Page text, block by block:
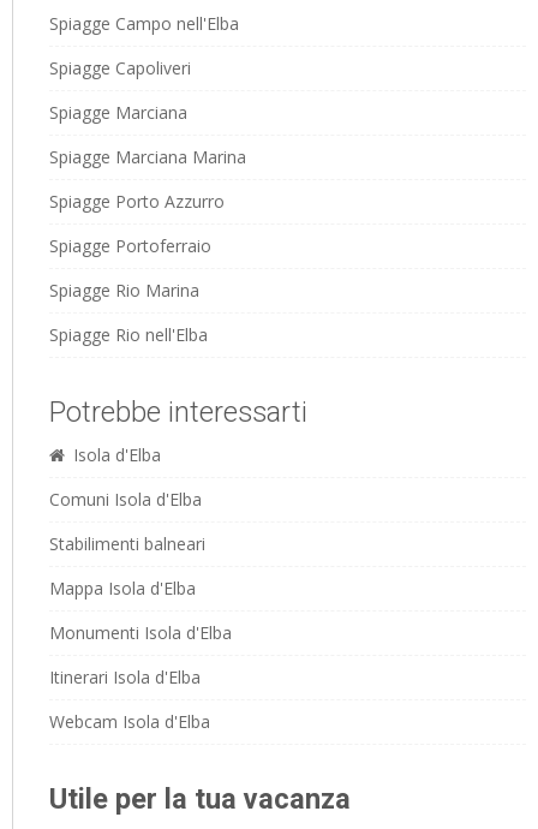
Spiagge Campo nell'Elba
Spiagge Capoliveri
Spiagge Marciana
Spiagge Marciana Marina
Spiagge Porto Azzurro
Spiagge Portoferraio
Spiagge Rio Marina
Spiagge Rio nell'Elba
Potrebbe interessarti
Isola d'Elba
Comuni Isola d'Elba
Stabilimenti balneari
Mappa Isola d'Elba
Monumenti Isola d'Elba
Itinerari Isola d'Elba
Webcam Isola d'Elba
Utile per la tua vacanza